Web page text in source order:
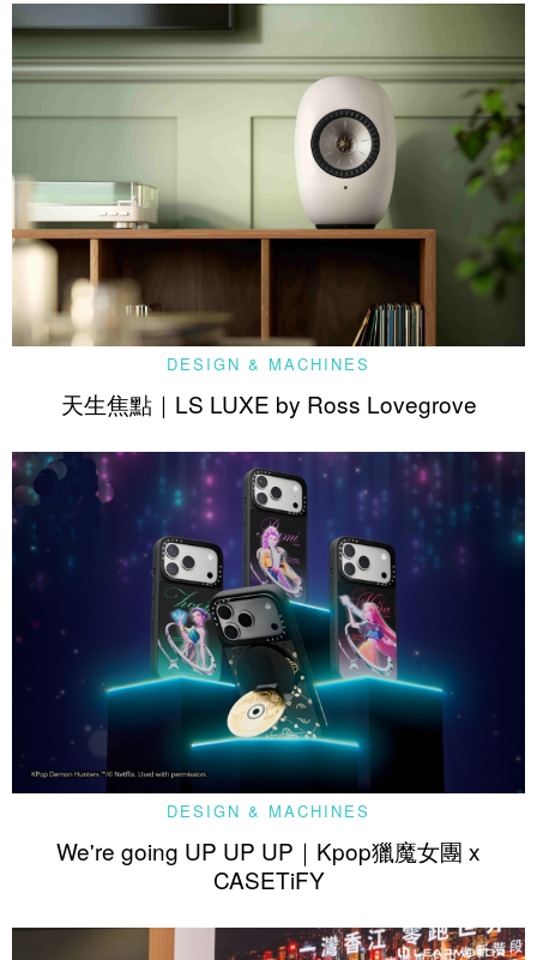
DESIGN & MACHINES
天生焦點｜LS LUXE by Ross Lovegrove
DESIGN & MACHINES
We're going UP UP UP｜Kpop獵魔女團 x
CASETiFY